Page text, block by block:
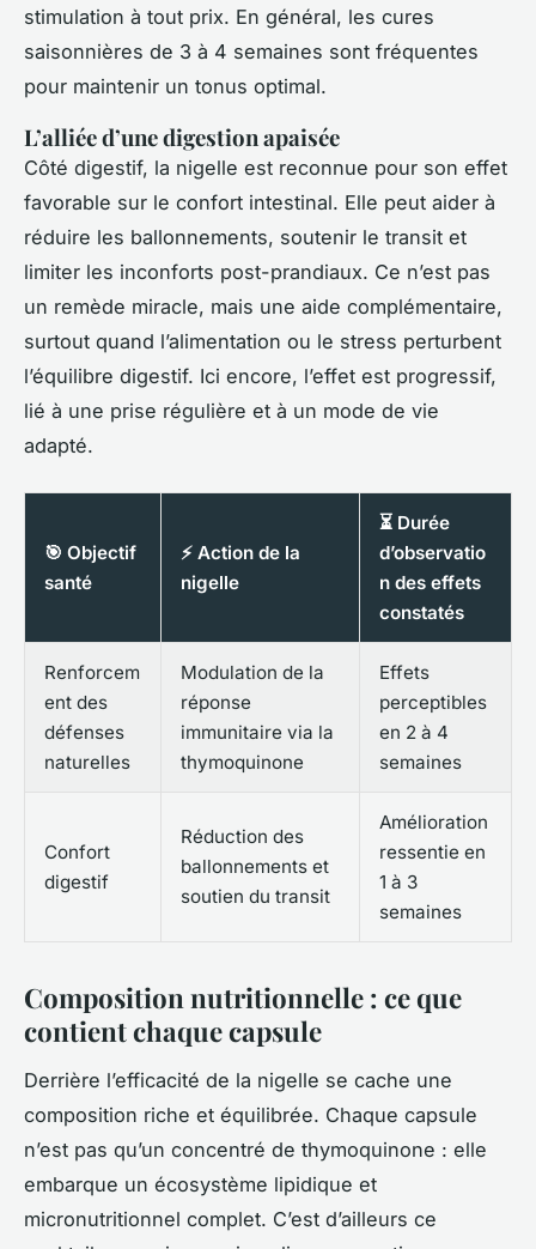
stimulation à tout prix. En général, les cures
saisonnières de 3 à 4 semaines sont fréquentes
pour maintenir un tonus optimal.
L’alliée d’une digestion apaisée
Côté digestif, la nigelle est reconnue pour son effet
favorable sur le confort intestinal. Elle peut aider à
réduire les ballonnements, soutenir le transit et
limiter les inconforts post-prandiaux. Ce n’est pas
un remède miracle, mais une aide complémentaire,
surtout quand l’alimentation ou le stress perturbent
l’équilibre digestif. Ici encore, l’effet est progressif,
lié à une prise régulière et à un mode de vie
adapté.
🎯 Objectif
santé
⚡ Action de la
nigelle
⏳ Durée
d’observatio
n des effets
constatés
Renforcem
ent des
défenses
naturelles
Modulation de la
réponse
immunitaire via la
thymoquinone
Effets
perceptibles
en 2 à 4
semaines
Confort
digestif
Réduction des
ballonnements et
soutien du transit
Amélioration
ressentie en
1 à 3
semaines
Composition nutritionnelle : ce que
contient chaque capsule
Derrière l’efficacité de la nigelle se cache une
composition riche et équilibrée. Chaque capsule
n’est pas qu’un concentré de thymoquinone : elle
embarque un écosystème lipidique et
micronutritionnel complet. C’est d’ailleurs ce